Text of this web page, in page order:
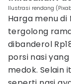
Ilustrasi rendang
Harga menu di
tergolong
dibanderol
porsi nasi
medok. Selain